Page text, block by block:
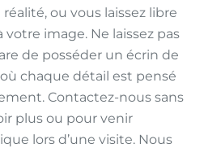
ou vous laissez libre
votre image. Ne laissez pas
de posséder un écrin de
chaque détail est pensé
Contactez-nous sans
plus ou pour venir
lors d’une visite. Nous